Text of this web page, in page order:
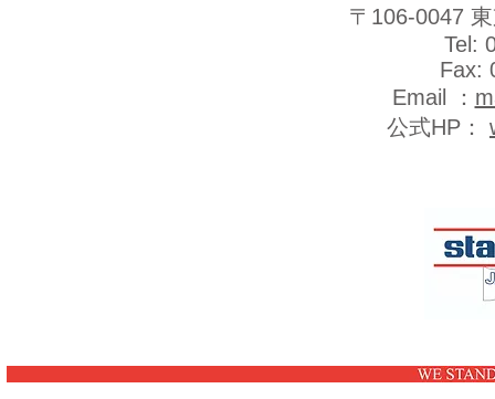
〒106-0047
Tel:
Fax:
Email ：
公式HP：